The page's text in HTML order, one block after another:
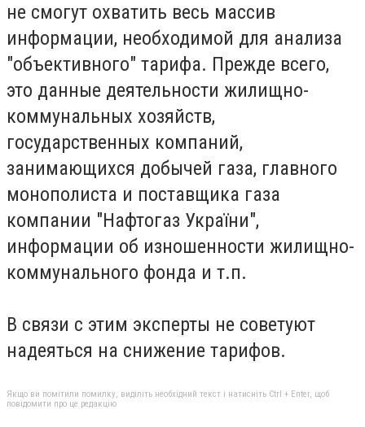
не смогут охватить весь массив
информации, необходимой для анализа
"объективного" тарифа. Прежде всего,
это данные деятельности жилищно-
коммунальных хозяйств,
государственных компаний,
занимающихся добычей газа, главного
монополиста и поставщика газа
компании "Нафтогаз України",
информации об изношенности жилищно-
коммунального фонда и т.п.
В связи с этим эксперты не советуют
надеяться на снижение тарифов.
Якщо ви помітили помилку, виділіть необхідний текст і натисніть Ctrl + Enter, щоб
повідомити про це редакцію